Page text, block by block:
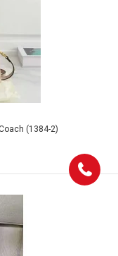
(1384-2)